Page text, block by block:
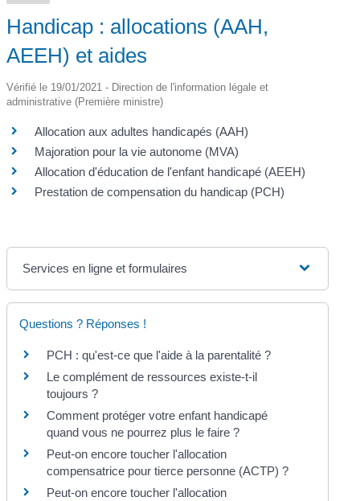
Handicap : allocations (AAH,
AEEH) et aides
Vérifié le 19/01/2021 - Direction de l'information légale et
administrative (Première ministre)
Allocation aux adultes handicapés (AAH)
Majoration pour la vie autonome (MVA)
Allocation d'éducation de l'enfant handicapé (AEEH)
Prestation de compensation du handicap (PCH)
Services en ligne et formulaires
Questions ? Réponses !
PCH : qu'est-ce que l'aide à la parentalité ?
Le complément de ressources existe-t-il
toujours ?
Comment protéger votre enfant handicapé
quand vous ne pourrez plus le faire ?
Peut-on encore toucher l'allocation
compensatrice pour tierce personne (ACTP) ?
Peut-on encore toucher l'allocation